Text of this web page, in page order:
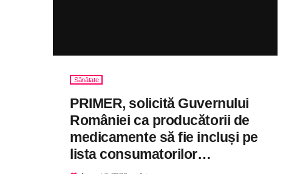
Sănătate
PRIMER, solicită Guvernului
României ca producătorii de
medicamente să fie incluși pe
lista consumatorilor